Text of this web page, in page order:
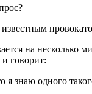
на несколько
говорит:
я знаю одного